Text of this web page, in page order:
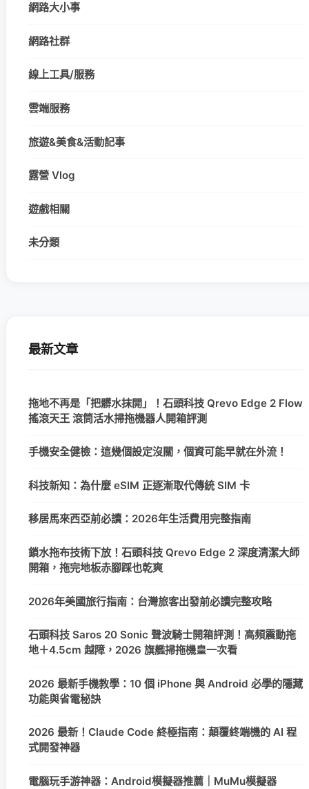
網路大小事
網路社群
線上工具/服務
雲端服務
旅遊&美食&活動記事
露營 Vlog
遊戲相關
未分類
最新文章
拖地不再是「把髒水抹開」！石頭科技 Qrevo Edge 2 Flow
搖滾天王 滾筒活水掃拖機器人開箱評測
手機安全健檢：這幾個設定沒關，個資可能早就在外流！
科技新知：為什麼 eSIM 正逐漸取代傳統 SIM 卡
移居馬來西亞前必讀：2026年生活費用完整指南
鎖水拖布技術下放！石頭科技 Qrevo Edge 2 深度清潔大師
開箱，拖完地板赤腳踩也乾爽
2026年美國旅行指南：台灣旅客出發前必讀完整攻略
石頭科技 Saros 20 Sonic 聲波騎士開箱評測！高頻震動拖
地＋4.5cm 越障，2026 旗艦掃拖機皇一次看
2026 最新手機教學：10 個 iPhone 與 Android 必學的隱藏
功能與省電秘訣
2026 最新！Claude Code 終極指南：顛覆終端機的 AI 程
式開發神器
電腦玩手游神器：Android模擬器推薦｜MuMu模擬器